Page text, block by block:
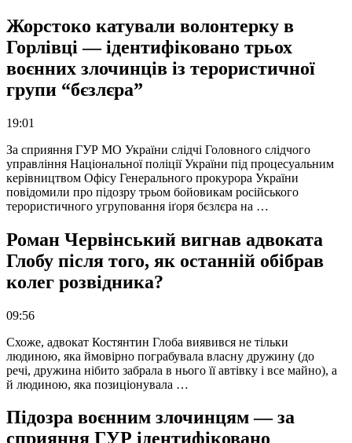
Жорстоко катували волонтерку в
Горлівці — ідентифіковано трьох
воєнних злочинців із терористичної
групи “бєзлєра”
19:01
За сприяння ГУР МО України слідчі Головного слідчого
управління Національної поліції України під процесуальним
керівництвом Офісу Генерального прокурора України
повідомили про підозру трьом бойовикам російського
терористичного угруповання іґоря бєзлєра на …
Роман Червінський вигнав адвоката
Глобу після того, як останній обібрав
колег розвідника?
09:56
Схоже, адвокат Костянтин Глоба виявився не тільки
людиною, яка ймовірно пограбувала власну дружину (до
речі, дружина нібито забрала в нього її автівку і все майно), а
й людиною, яка позиціонувала …
Підозра воєнним злочинцям — за
сприяння ГУР ідентифіковано